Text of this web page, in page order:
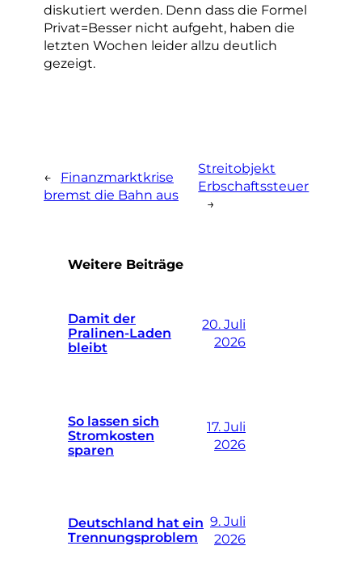
diskutiert werden. Denn dass die Formel
Privat=Besser nicht aufgeht, haben die
letzten Wochen leider allzu deutlich
gezeigt.
←
Finanzmarktkrise
bremst die Bahn aus
Streitobjekt
Erbschaftssteuer
→
Weitere Beiträge
Damit der
Pralinen-Laden
bleibt
20. Juli
2026
So lassen sich
Stromkosten
sparen
17. Juli
2026
Deutschland hat ein
Trennungsproblem
9. Juli
2026